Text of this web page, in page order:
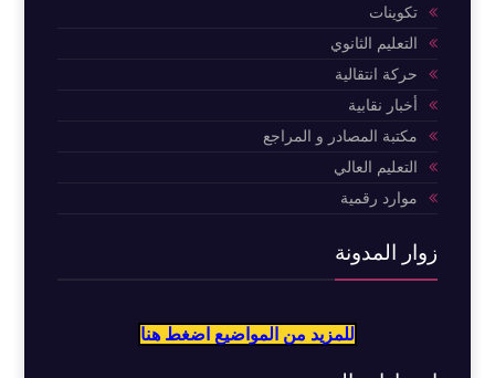
تكوينات
التعليم الثانوي
حركة انتقالية
أخبار نقابية
مكتبة المصادر و المراجع
التعليم العالي
موارد رقمية
زوار المدونة
للمزيد من المواضيع اضغط هنا